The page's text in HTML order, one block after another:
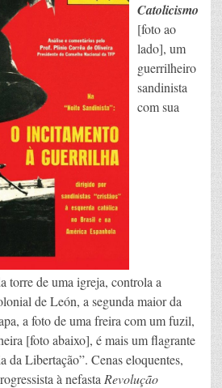
Catolicismo
[foto ao
lado], um
guerrilheiro
sandinista
com sua
torre de uma igreja, controla a
de León, a segunda maior da
a foto de uma freira com um fuzil,
[foto abaixo], é mais um flagrante
da Libertação”. Cenas eloquentes,
à nefasta Revolução